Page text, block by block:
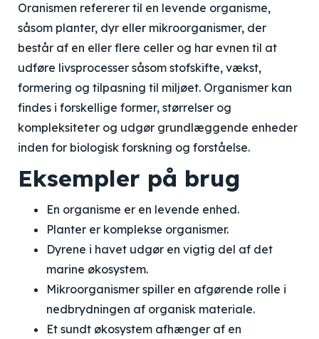
Oranismen refererer til en levende organisme,
såsom planter, dyr eller mikroorganismer, der
består af en eller flere celler og har evnen til at
udføre livsprocesser såsom stofskifte, vækst,
formering og tilpasning til miljøet. Organismer kan
findes i forskellige former, størrelser og
kompleksiteter og udgør grundlæggende enheder
inden for biologisk forskning og forståelse.
Eksempler på brug
En organisme er en levende enhed.
Planter er komplekse organismer.
Dyrene i havet udgør en vigtig del af det
marine økosystem.
Mikroorganismer spiller en afgørende rolle i
nedbrydningen af organisk materiale.
Et sundt økosystem afhænger af en